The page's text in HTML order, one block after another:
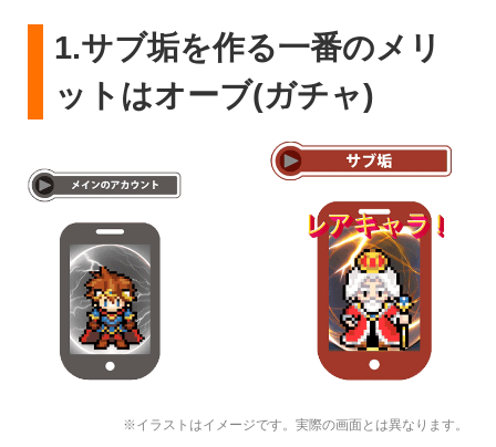
1.サブ垢を作る一番のメリ
ットはオーブ(ガチャ)
※イラストはイメージです。実際の画面とは異なります。